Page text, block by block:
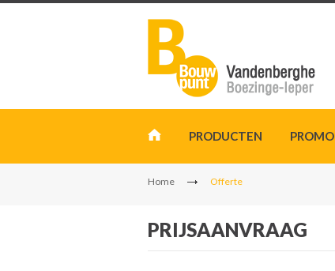
PRODUCTEN PROMO
Home Offerte
PRIJSAANVRAAG